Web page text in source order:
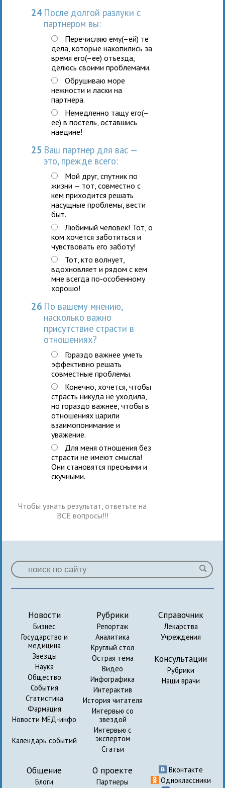
24После долгой разлуки с
партнером вы:
Перечисляю ему(–ей) те
дела, которые накопились за
время его(–ее) отъезда,
делюсь своими проблемами.
Обрушиваю море
нежности и ласки на
партнера.
Немедленно тащу его(–
ее) в постель, оставшись
наедине!
25 Ваш партнер для вас —
это, прежде всего:
Мой друг, спутник по
жизни — тот, совместно с
кем приходится решать
насущные проблемы, вести
быт.
Любимый человек! Тот, о
ком хочется заботиться и
чувствовать его заботу!
Тот, кто волнует,
вдохновляет и рядом с кем
мне всегда по-особенному
хорошо!
26По вашему мнению,
насколько важно
присутствие страсти в
отношениях?
Гораздо важнее уметь
эффективно решать
совместные проблемы.
Конечно, хочется, чтобы
страсть никуда не уходила,
но гораздо важнее, чтобы в
отношениях царили
взаимопонимание и
уважение.
Для меня отношения без
страсти не имеют смысла!
Они становятся пресными и
скучными.
Чтобы узнать результат, ответьте на
ВСЕ вопросы!!!
Новости
Бизнес
Государство и
медицина
Звезды
Наука
Общество
События
Статистика
Фармация
Новости МЕД-инфо
Календарь событий
Рубрики
Репортаж
Аналитика
Круглый стол
Острая тема
Видео
Инфографика
Интерактив
История читателя
Интервью со
звездой
Интервью с
экспертом
Статьи
Справочник
Лекарства
Учреждения
Консультации
Рубрики
Наши врачи
Общение
Блоги
О проекте
Партнеры
Вконтакте
Одноклассники